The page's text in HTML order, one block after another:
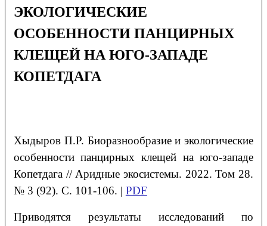
ЭКОЛОГИЧЕСКИЕ
ОСОБЕННОСТИ ПАНЦИРНЫХ
КЛЕЩЕЙ НА ЮГО-ЗАПАДЕ
КОПЕТДАГА
Хыдыров П.Р. Биоразнообразие и экологические
особенности панцирных клещей на юго-западе
Копетдага // Аридные экосистемы. 2022. Том 28.
№ 3 (92). С. 101-106. | PDF
Приводятся результаты исследований по